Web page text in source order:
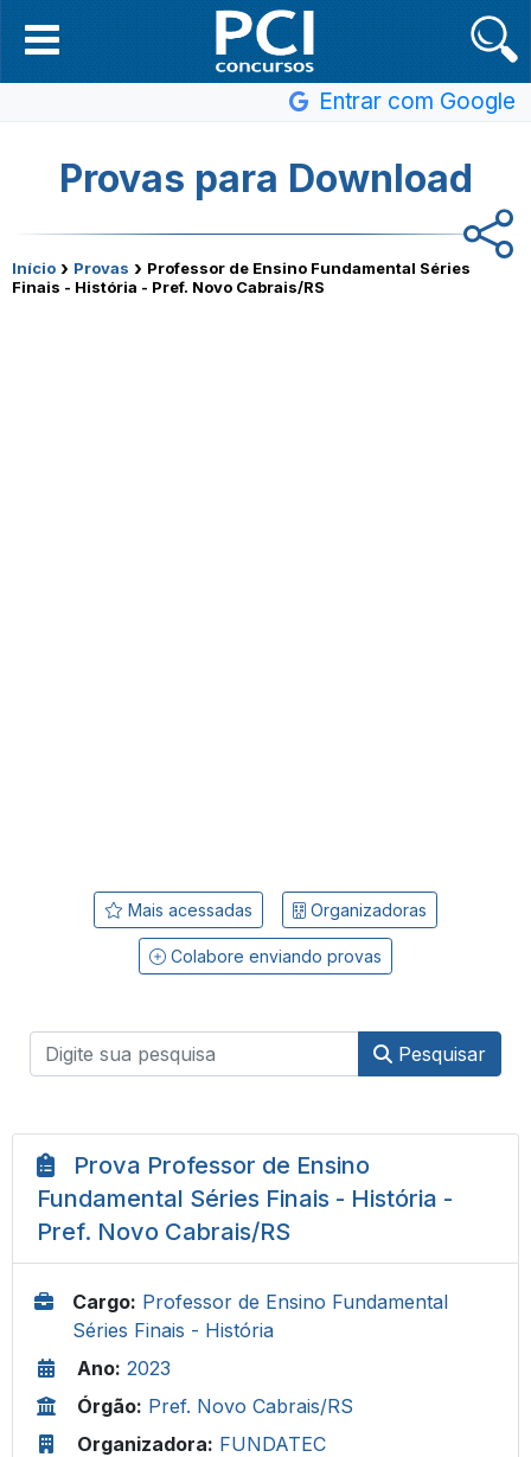
Entrar com Google
Provas para Download
Início › Provas › Professor de Ensino Fundamental Séries
Finais - História - Pref. Novo Cabrais/RS
Mais acessadas Organizadoras
Colabore enviando provas
Pesquisar
Prova Professor de Ensino
Fundamental Séries Finais - História -
Pref. Novo Cabrais/RS
Cargo: Professor de Ensino Fundamental
Séries Finais - História
Ano: 2023
Órgão: Pref. Novo Cabrais/RS
Organizadora: FUNDATEC